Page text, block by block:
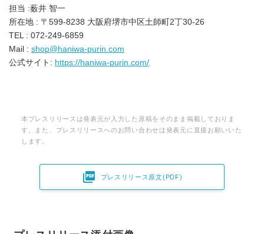
担当 :薮井 智一
所在地 : 〒599-8238 大阪府堺市中区土師町2丁30-26
TEL : 072-249-6859
Mail : shop@haniwa-purin.com
公式サイト: https://haniwa-purin.com/
本プレスリリースは発表元が入力した原稿をそのまま掲載しておりま
す。また、プレスリリースへのお問い合わせは発表元に直接お願いいた
します。
 プレスリリース原文(PDF)